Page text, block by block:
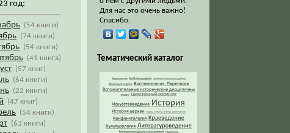
год:
(54 книги)
(74 книги)
(54 книги)
(41 книга)
(57 книг)
(64 книги)
(22 книги)
(47 книг)
(54 книги)
(63 книги)
Для нас это очень важно!
Спасибо.
Тематический каталог